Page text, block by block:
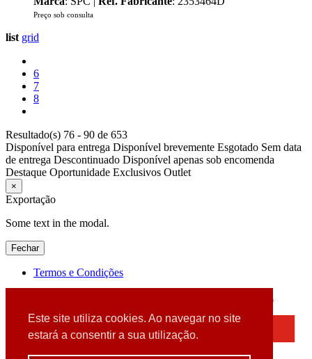
Este site utiliza cookies. Ao navegar no site
estará a consentir a sua utilização.
Preço sob consulta
list grid
6
7
8
Resultado(s) 76 - 90 de 653
Disponível para entrega Disponível brevemente Esgotado Sem data
de entrega Descontinuado Disponível apenas sob encomenda
Destaque Oportunidade Exclusivos Outlet
×
Exportação
Some text in the modal.
Fechar
Termos e Condições
Detectamos que está a usar um browser desatualizado